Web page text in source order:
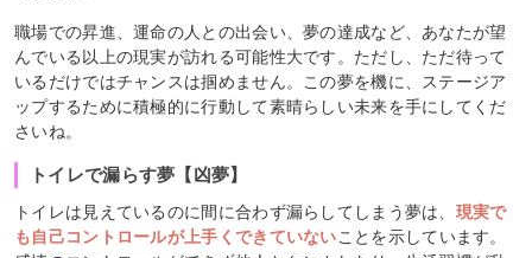
職場での昇進、運命の人との出会い、夢の達成など、あなたが望
んでいる以上の現実が訪れる可能性大です。ただし、ただ待って
いるだけではチャンスは掴めません。この夢を機に、ステージア
ップするために積極的に行動して素晴らしい未来を手にしてくだ
さいね。
トイレで漏らす夢【凶夢】
トイレは見えているのに間に合わず漏らしてしまう夢は、 現実で
も自己コントロールが上手くできていないことを示しています。